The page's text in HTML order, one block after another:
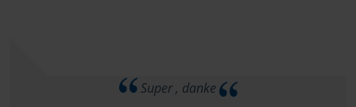
Super , danke